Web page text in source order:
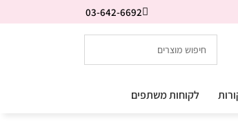
03-642-6692
לקוחות משתפים